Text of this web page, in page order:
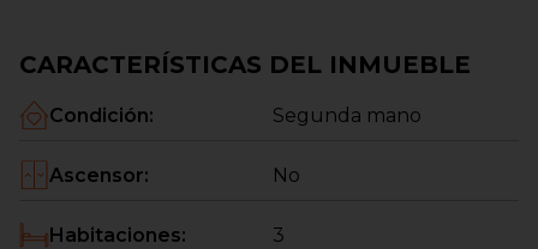
estación de Renfe y 2 minutos de la plaza principal,
CARACTERÍSTICAS DEL INMUEBLE
Condición: Segunda mano
Ascensor: No
Habitaciones: 3